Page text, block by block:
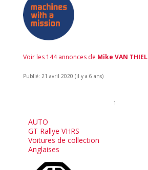
Voir les 144 annonces de Mike VAN THIEL
Publié: 21 avril 2020 (il y a 6 ans)
1
AUTO
GT Rallye VHRS
Voitures de collection
Anglaises